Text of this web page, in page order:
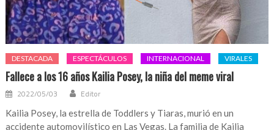
DESTACADA ESPECTÁCULOS INTERNACIONAL VIRALES
Fallece a los 16 años Kailia Posey, la niña del meme viral
2022/05/03 Editor
Kailia Posey, la estrella de Toddlers y Tiaras, murió en un
accidente automovilístico en Las Vegas. La familia de Kailia